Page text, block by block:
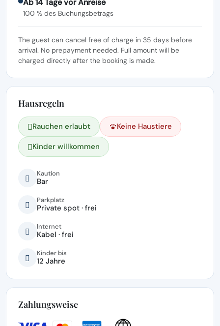
Ab 14 Tage vor Anreise
100 % des Buchungsbetrags
The guest can cancel free of charge in 35 days before
arrival. No prepayment needed. Full amount will be
charged directly after the booking is made.
Hausregeln
Rauchen erlaubt Keine Haustiere
Kinder willkommen
Kaution
Bar
Parkplatz
Private spot · frei
Internet
Kabel · frei
Kinder bis
12 Jahre
Zahlungsweise